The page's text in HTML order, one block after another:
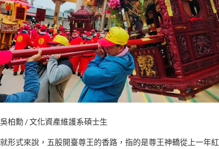
吳柏勳 / 文化資產維護系碩士生
就形式來說，五股開臺尊王的香路，指的是尊王神轎從上一年紅